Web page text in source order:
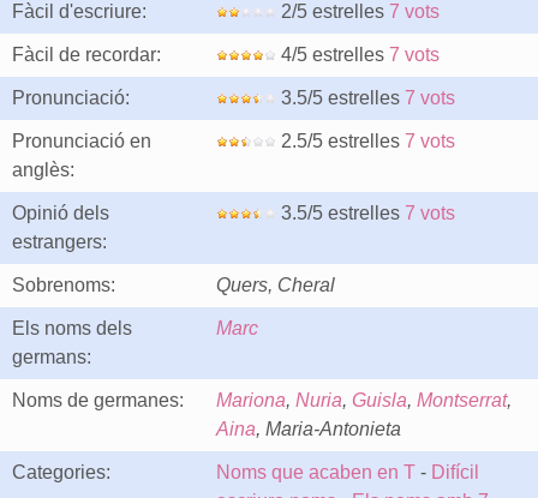
Fàcil d'escriure: 2/5 estrelles 7 vots
Fàcil de recordar: 4/5 estrelles 7 vots
Pronunciació: 3.5/5 estrelles 7 vots
Pronunciació en
anglès:
2.5/5 estrelles 7 vots
Opinió dels
estrangers:
3.5/5 estrelles 7 vots
Sobrenoms: Quers, Cheral
Els noms dels
germans:
Marc
Noms de germanes: Mariona, Nuria, Guisla, Montserrat,
Aina, Maria-Antonieta
Categories: Noms que acaben en T - Difícil